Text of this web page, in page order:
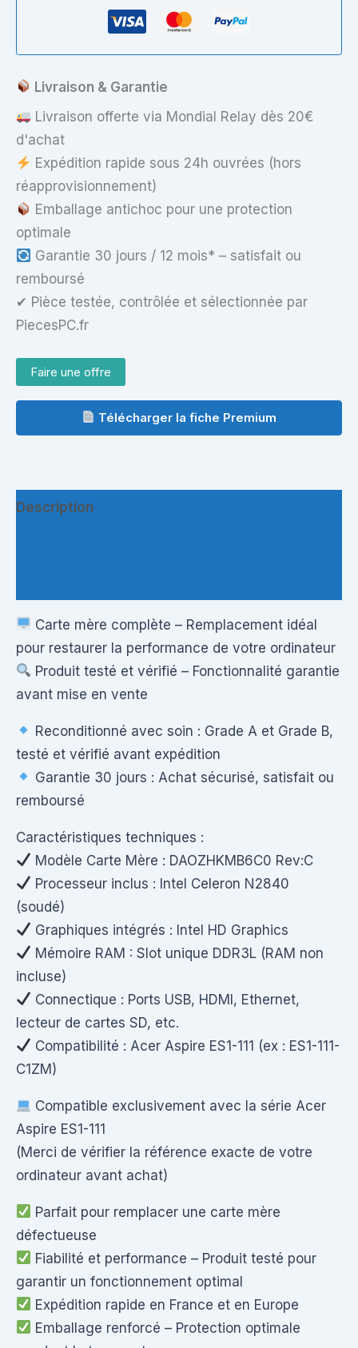
–
Intel
Celeron
N2840
Livraison & Garantie
Livraison offerte via Mondial Relay dès 20€
d'achat
Expédition rapide sous 24h ouvrées (hors
réapprovisionnement)
Emballage antichoc pour une protection
optimale
Garantie 30 jours / 12 mois* – satisfait ou
remboursé
✔ Pièce testée, contrôlée et sélectionnée par
PiecesPC.fr
Faire une offre
Télécharger la fiche Premium
Description
Carte mère complète – Remplacement idéal
pour restaurer la performance de votre ordinateur
Produit testé et vérifié – Fonctionnalité garantie
avant mise en vente
Reconditionné avec soin : Grade A et Grade B,
testé et vérifié avant expédition
Garantie 30 jours : Achat sécurisé, satisfait ou
remboursé
Caractéristiques techniques :
Modèle Carte Mère : DAOZHKMB6C0 Rev:C
Processeur inclus : Intel Celeron N2840
(soudé)
Graphiques intégrés : Intel HD Graphics
Mémoire RAM : Slot unique DDR3L (RAM non
incluse)
Connectique : Ports USB, HDMI, Ethernet,
lecteur de cartes SD, etc.
Compatibilité : Acer Aspire ES1-111 (ex : ES1-111-
C1ZM)
Compatible exclusivement avec la série Acer
Aspire ES1-111
(Merci de vérifier la référence exacte de votre
ordinateur avant achat)
Parfait pour remplacer une carte mère
défectueuse
Fiabilité et performance – Produit testé pour
garantir un fonctionnement optimal
Expédition rapide en France et en Europe
Emballage renforcé – Protection optimale